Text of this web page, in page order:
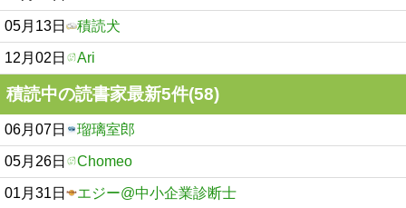
05月13日 積読犬
12月02日 Ari
積読中の読書家最新5件(58)
06月07日 瑠璃室郎
05月26日 Chomeo
01月31日 エジー@中小企業診断士